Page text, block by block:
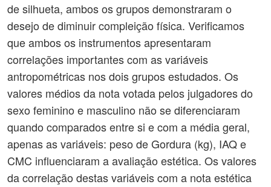
de silhueta, ambos os grupos demonstraram o
desejo de diminuir compleição física. Verificamos
que ambos os instrumentos apresentaram
correlações importantes com as variáveis
antropométricas nos dois grupos estudados. Os
valores médios da nota votada pelos julgadores do
sexo feminino e masculino não se diferenciaram
quando comparados entre si e com a média geral,
apenas as variáveis: peso de Gordura (kg), IAQ e
CMC influenciaram a avaliação estética. Os valores
da correlação destas variáveis com a nota estética